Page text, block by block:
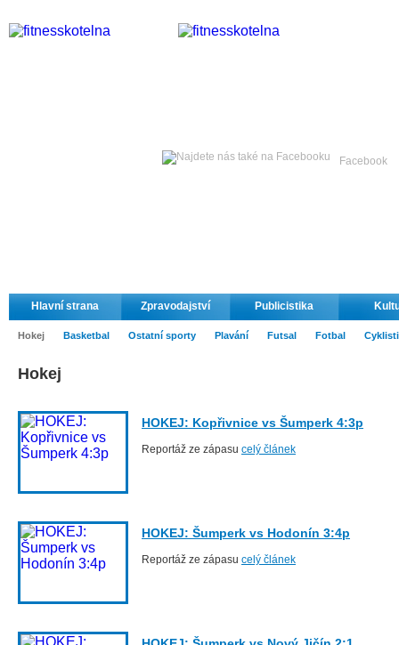
Facebook
Hlavní strana Zpravodajství Publicistika
Hokej Basketbal Ostatní sporty Plavání Futsal Fotbal
Hokej
HOKEJ: Kopřivnice vs Šumperk 4:3p
Reportáž ze zápasu celý článek
HOKEJ: Šumperk vs Hodonín 3:4p
Reportáž ze zápasu celý článek